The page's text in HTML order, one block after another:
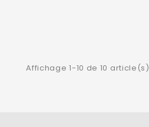
Affichage 1-10 de 10 article(s)